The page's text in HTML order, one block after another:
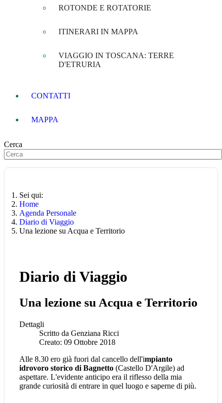
ROTONDE E ROTATORIE
ITINERARI IN MAPPA
VIAGGIO IN TOSCANA: TERRE
D'ETRURIA
CONTATTI
MAPPA
Cerca
Sei qui:
Home
Agenda Personale
Diario di Viaggio
Una lezione su Acqua e Territorio
Diario di Viaggio
Una lezione su Acqua e Territorio
Dettagli
Scritto da Genziana Ricci
Creato: 09 Ottobre 2018
Alle 8.30 ero già fuori dal cancello dell'impianto
idrovoro storico di Bagnetto (Castello D'Argile) ad
aspettare. L'evidente anticipo era il riflesso della mia
grande curiosità di entrare in quel luogo e saperne di più.